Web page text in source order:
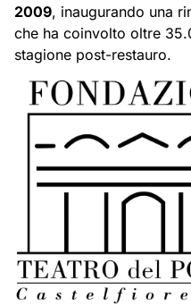
2009, inaugurando una
che ha coinvolto oltre
stagione post-restauro.